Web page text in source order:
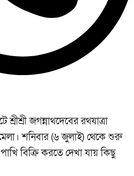
জগন্নাথদেবের রথযাত্রা
শনিবার (৬ জুলাই) থেকে শুরু
বিক্রি করতে দেখা যায় কিছু